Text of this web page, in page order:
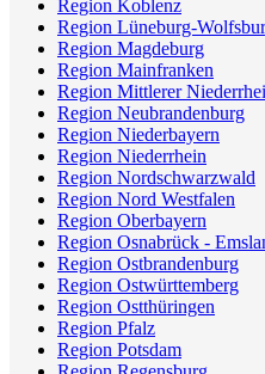
Region Koblenz
Region Lüneburg-
Region Magdeburg
Region Mainfranken
Region Mittlerer
Region Neubrandenburg
Region Niederbayern
Region Niederrhein
Region Nordschwarzwald
Region Nord Westfalen
Region Oberbayern
Region Osnabrück -
Region Ostbrandenburg
Region Ostwürttemberg
Region Ostthüringen
Region Pfalz
Region Potsdam